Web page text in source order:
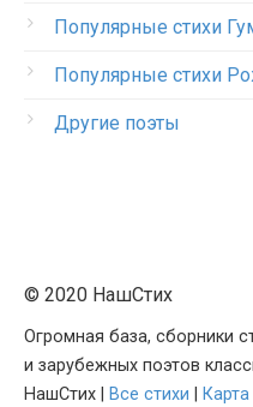
Популярные стихи
Популярные стихи
Другие поэты
© 2020 НашСтих
Огромная база, сборники
и зарубежных поэтов
НашСтих |
Все стихи